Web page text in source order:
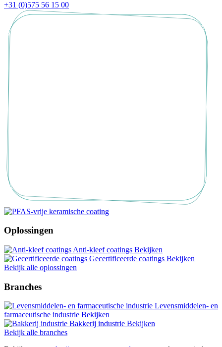
+31 (0)575 56 15 00
Oplossingen
Anti-kleef coatings Bekijken
Gecertificeerde coatings Bekijken
Bekijk alle oplossingen
Branches
Levensmiddelen- en
farmaceutische industrie Bekijken
Bakkerij industrie Bekijken
Bekijk alle branches